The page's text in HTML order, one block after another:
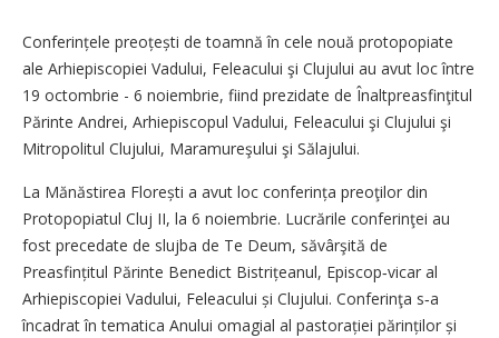
Conferințele preoțești de toamnă în cele nouă protopopiate
ale Arhiepiscopiei Vadului, Feleacului şi Clujului au avut loc între
19 octombrie - 6 noiembrie, fiind prezidate de Înaltpreasfinţitul
Părinte Andrei, Arhiepiscopul Vadului, Feleacului şi Clujului şi
Mitropolitul Clujului, Maramureşului şi Sălajului.
La Mănăstirea Florești a avut loc conferința preoţilor din
Protopopiatul Cluj II, la 6 noiembrie. Lucrările conferinţei au
fost precedate de slujba de Te Deum, săvârşită de
Preasfințitul Părinte Benedict Bistrițeanul, Episcop‑vicar al
Arhiepiscopiei Vadului, Feleacului și Clujului. Conferinţa s‑a
încadrat în tematica Anului omagial al pastorației părinților și